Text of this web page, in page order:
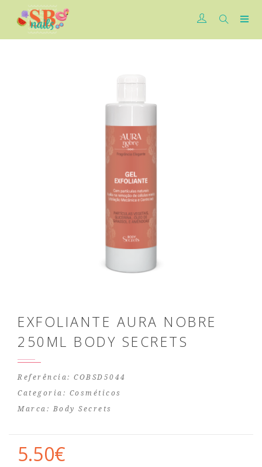
EXFOLIANTE AURA NOBRE
250ML BODY SECRETS
Referência: COBSD5044
Categoria: Cosméticos
Marca: Body Secrets
5.50€